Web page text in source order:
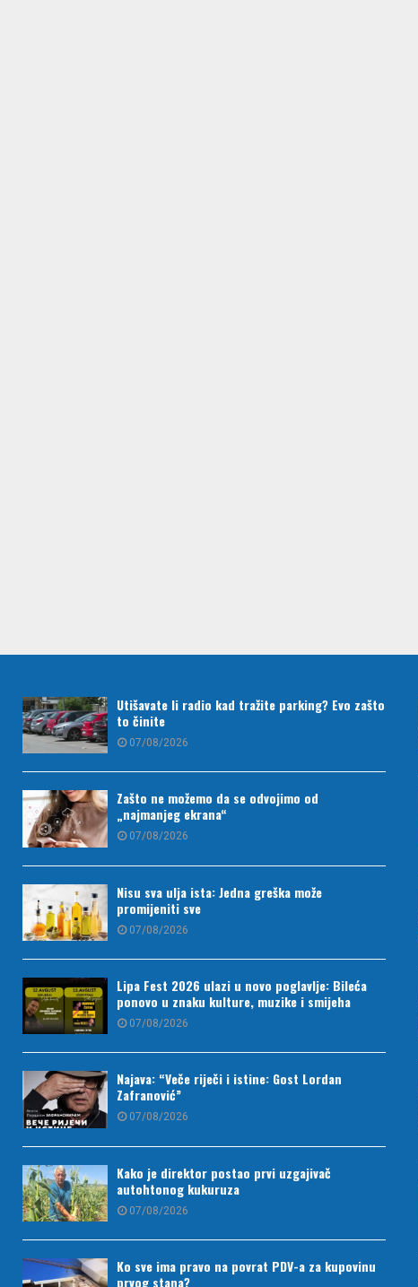
Utišavate li radio kad tražite parking? Evo zašto
to činite
07/08/2026
Zašto ne možemo da se odvojimo od
„najmanjeg ekrana“
07/08/2026
Nisu sva ulja ista: Jedna greška može
promijeniti sve
07/08/2026
Lipa Fest 2026 ulazi u novo poglavlje: Bileća
ponovo u znaku kulture, muzike i smijeha
07/08/2026
Najava: “Veče riječi i istine: Gost Lordan
Zafranović”
07/08/2026
Kako je direktor postao prvi uzgajivač
autohtonog kukuruza
07/08/2026
Ko sve ima pravo na povrat PDV-a za kupovinu
prvog stana?